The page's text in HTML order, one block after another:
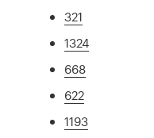
321
1324
668
622
1193